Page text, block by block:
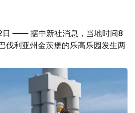
日 —— 据中新社消息，当地时间8
伐利亚州金茨堡的乐高乐园发生两